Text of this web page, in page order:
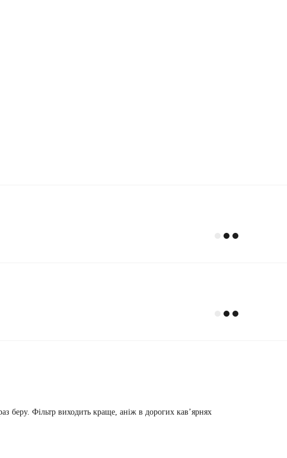
беру. Фільтр виходить краще, аніж в дорогих кавʼярнях